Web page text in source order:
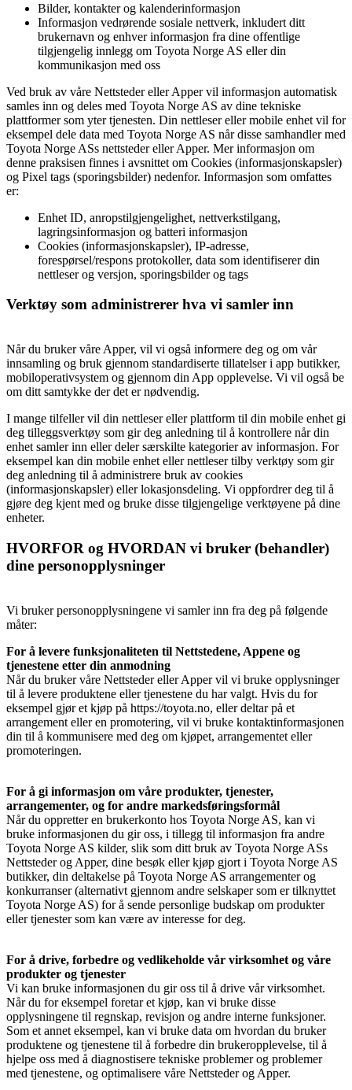
Bilder, kontakter og kalenderinformasjon
Informasjon vedrørende sosiale nettverk, inkludert ditt
brukernavn og enhver informasjon fra dine offentlige
tilgjengelig innlegg om Toyota Norge AS eller din
kommunikasjon med oss
Ved bruk av våre Nettsteder eller Apper vil informasjon automatisk
samles inn og deles med Toyota Norge AS av dine tekniske
plattformer som yter tjenesten. Din nettleser eller mobile enhet vil for
eksempel dele data med Toyota Norge AS når disse samhandler med
Toyota Norge ASs nettsteder eller Apper. Mer informasjon om
denne praksisen finnes i avsnittet om Cookies (informasjonskapsler)
og Pixel tags (sporingsbilder) nedenfor. Informasjon som omfattes
er:
Enhet ID, anropstilgjengelighet, nettverkstilgang,
lagringsinformasjon og batteri informasjon
Cookies (informasjonskapsler), IP-adresse,
forespørsel/respons protokoller, data som identifiserer din
nettleser og versjon, sporingsbilder og tags
Verktøy som administrerer hva vi samler inn
Når du bruker våre Apper, vil vi også informere deg og om vår
innsamling og bruk gjennom standardiserte tillatelser i app butikker,
mobiloperativsystem og gjennom din App opplevelse. Vi vil også be
om ditt samtykke der det er nødvendig.
I mange tilfeller vil din nettleser eller plattform til din mobile enhet gi
deg tilleggsverktøy som gir deg anledning til å kontrollere når din
enhet samler inn eller deler særskilte kategorier av informasjon. For
eksempel kan din mobile enhet eller nettleser tilby verktøy som gir
deg anledning til å administrere bruk av cookies
(informasjonskapsler) eller lokasjonsdeling. Vi oppfordrer deg til å
gjøre deg kjent med og bruke disse tilgjengelige verktøyene på dine
enheter.
HVORFOR og HVORDAN vi bruker (behandler)
dine personopplysninger
Vi bruker personopplysningene vi samler inn fra deg på følgende
måter:
For å levere funksjonaliteten til Nettstedene, Appene og
tjenestene etter din anmodning
Når du bruker våre Nettsteder eller Apper vil vi bruke opplysninger
til å levere produktene eller tjenestene du har valgt. Hvis du for
eksempel gjør et kjøp på https://toyota.no, eller deltar på et
arrangement eller en promotering, vil vi bruke kontaktinformasjonen
din til å kommunisere med deg om kjøpet, arrangementet eller
promoteringen.
For å gi informasjon om våre produkter, tjenester,
arrangementer, og for andre markedsføringsformål
Når du oppretter en brukerkonto hos Toyota Norge AS, kan vi
bruke informasjonen du gir oss, i tillegg til informasjon fra andre
Toyota Norge AS kilder, slik som ditt bruk av Toyota Norge ASs
Nettsteder og Apper, dine besøk eller kjøp gjort i Toyota Norge AS
butikker, din deltakelse på Toyota Norge AS arrangementer og
konkurranser (alternativt gjennom andre selskaper som er tilknyttet
Toyota Norge AS) for å sende personlige budskap om produkter
eller tjenester som kan være av interesse for deg.
For å drive, forbedre og vedlikeholde vår virksomhet og våre
produkter og tjenester
Vi kan bruke informasjonen du gir oss til å drive vår virksomhet.
Når du for eksempel foretar et kjøp, kan vi bruke disse
opplysningene til regnskap, revisjon og andre interne funksjoner.
Som et annet eksempel, kan vi bruke data om hvordan du bruker
produktene og tjenestene til å forbedre din brukeropplevelse, til å
hjelpe oss med å diagnostisere tekniske problemer og problemer
med tjenestene, og optimalisere våre Nettsteder og Apper.